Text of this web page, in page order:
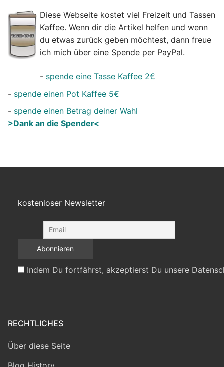
Diese Webseite kostet viel Freizeit und Tassen
Kaffee. Wenn dir die Artikel helfen und wenn
du etwas zurück geben möchtest, dann freue
ich mich über eine Spende per PayPal.
- spende eine Tasse Kaffee 2€
- spende einen Pot Kaffee 5€
- spende einen Betrag deiner Wahl
>Dank an die Spender<
kostenloser Newsletter
Indem Du fortfährst, akzeptierst Du unsere
RECHTLICHES
Über diese Seite